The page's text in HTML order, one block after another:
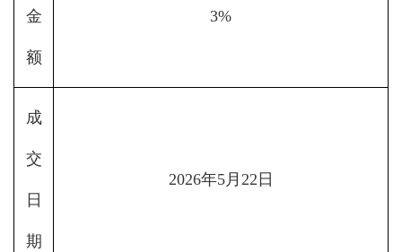
金
额
3%
成
交
日
期
2026年5月22日